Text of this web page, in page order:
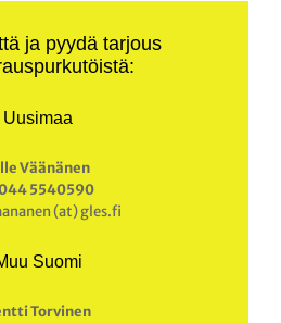
ja pyydä tarjous
Uusimaa
Väänänen
5540590
(at) gles.fi
Suomi
Torvinen